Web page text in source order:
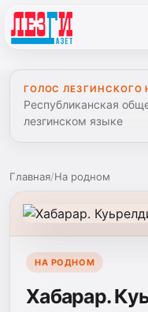
ГОЛОС ЛЕЗГИНСКОГО
Республиканская
лезгинском языке
Главная/На родном
НА РОДНОМ
Хабарар.